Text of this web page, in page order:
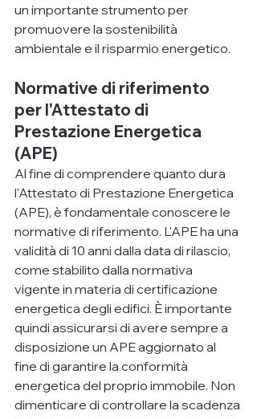
un importante strumento per
promuovere la sostenibilità
ambientale e il risparmio energetico.
Normative di riferimento
per l'Attestato di
Prestazione Energetica
(APE)
Al fine di comprendere quanto dura
l'Attestato di Prestazione Energetica
(APE), è fondamentale conoscere le
normative di riferimento. L'APE ha una
validità di 10 anni dalla data di rilascio,
come stabilito dalla normativa
vigente in materia di certificazione
energetica degli edifici. È importante
quindi assicurarsi di avere sempre a
disposizione un APE aggiornato al
fine di garantire la conformità
energetica del proprio immobile. Non
dimenticare di controllare la scadenza